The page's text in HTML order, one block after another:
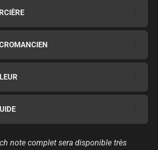
note complet sera disponible très